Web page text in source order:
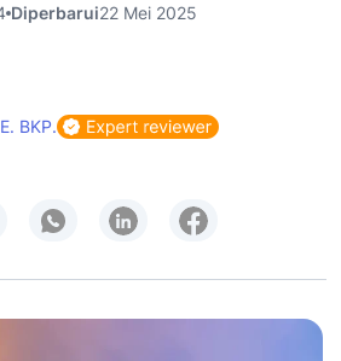
Diperbarui22 Mei 2025
BKP.